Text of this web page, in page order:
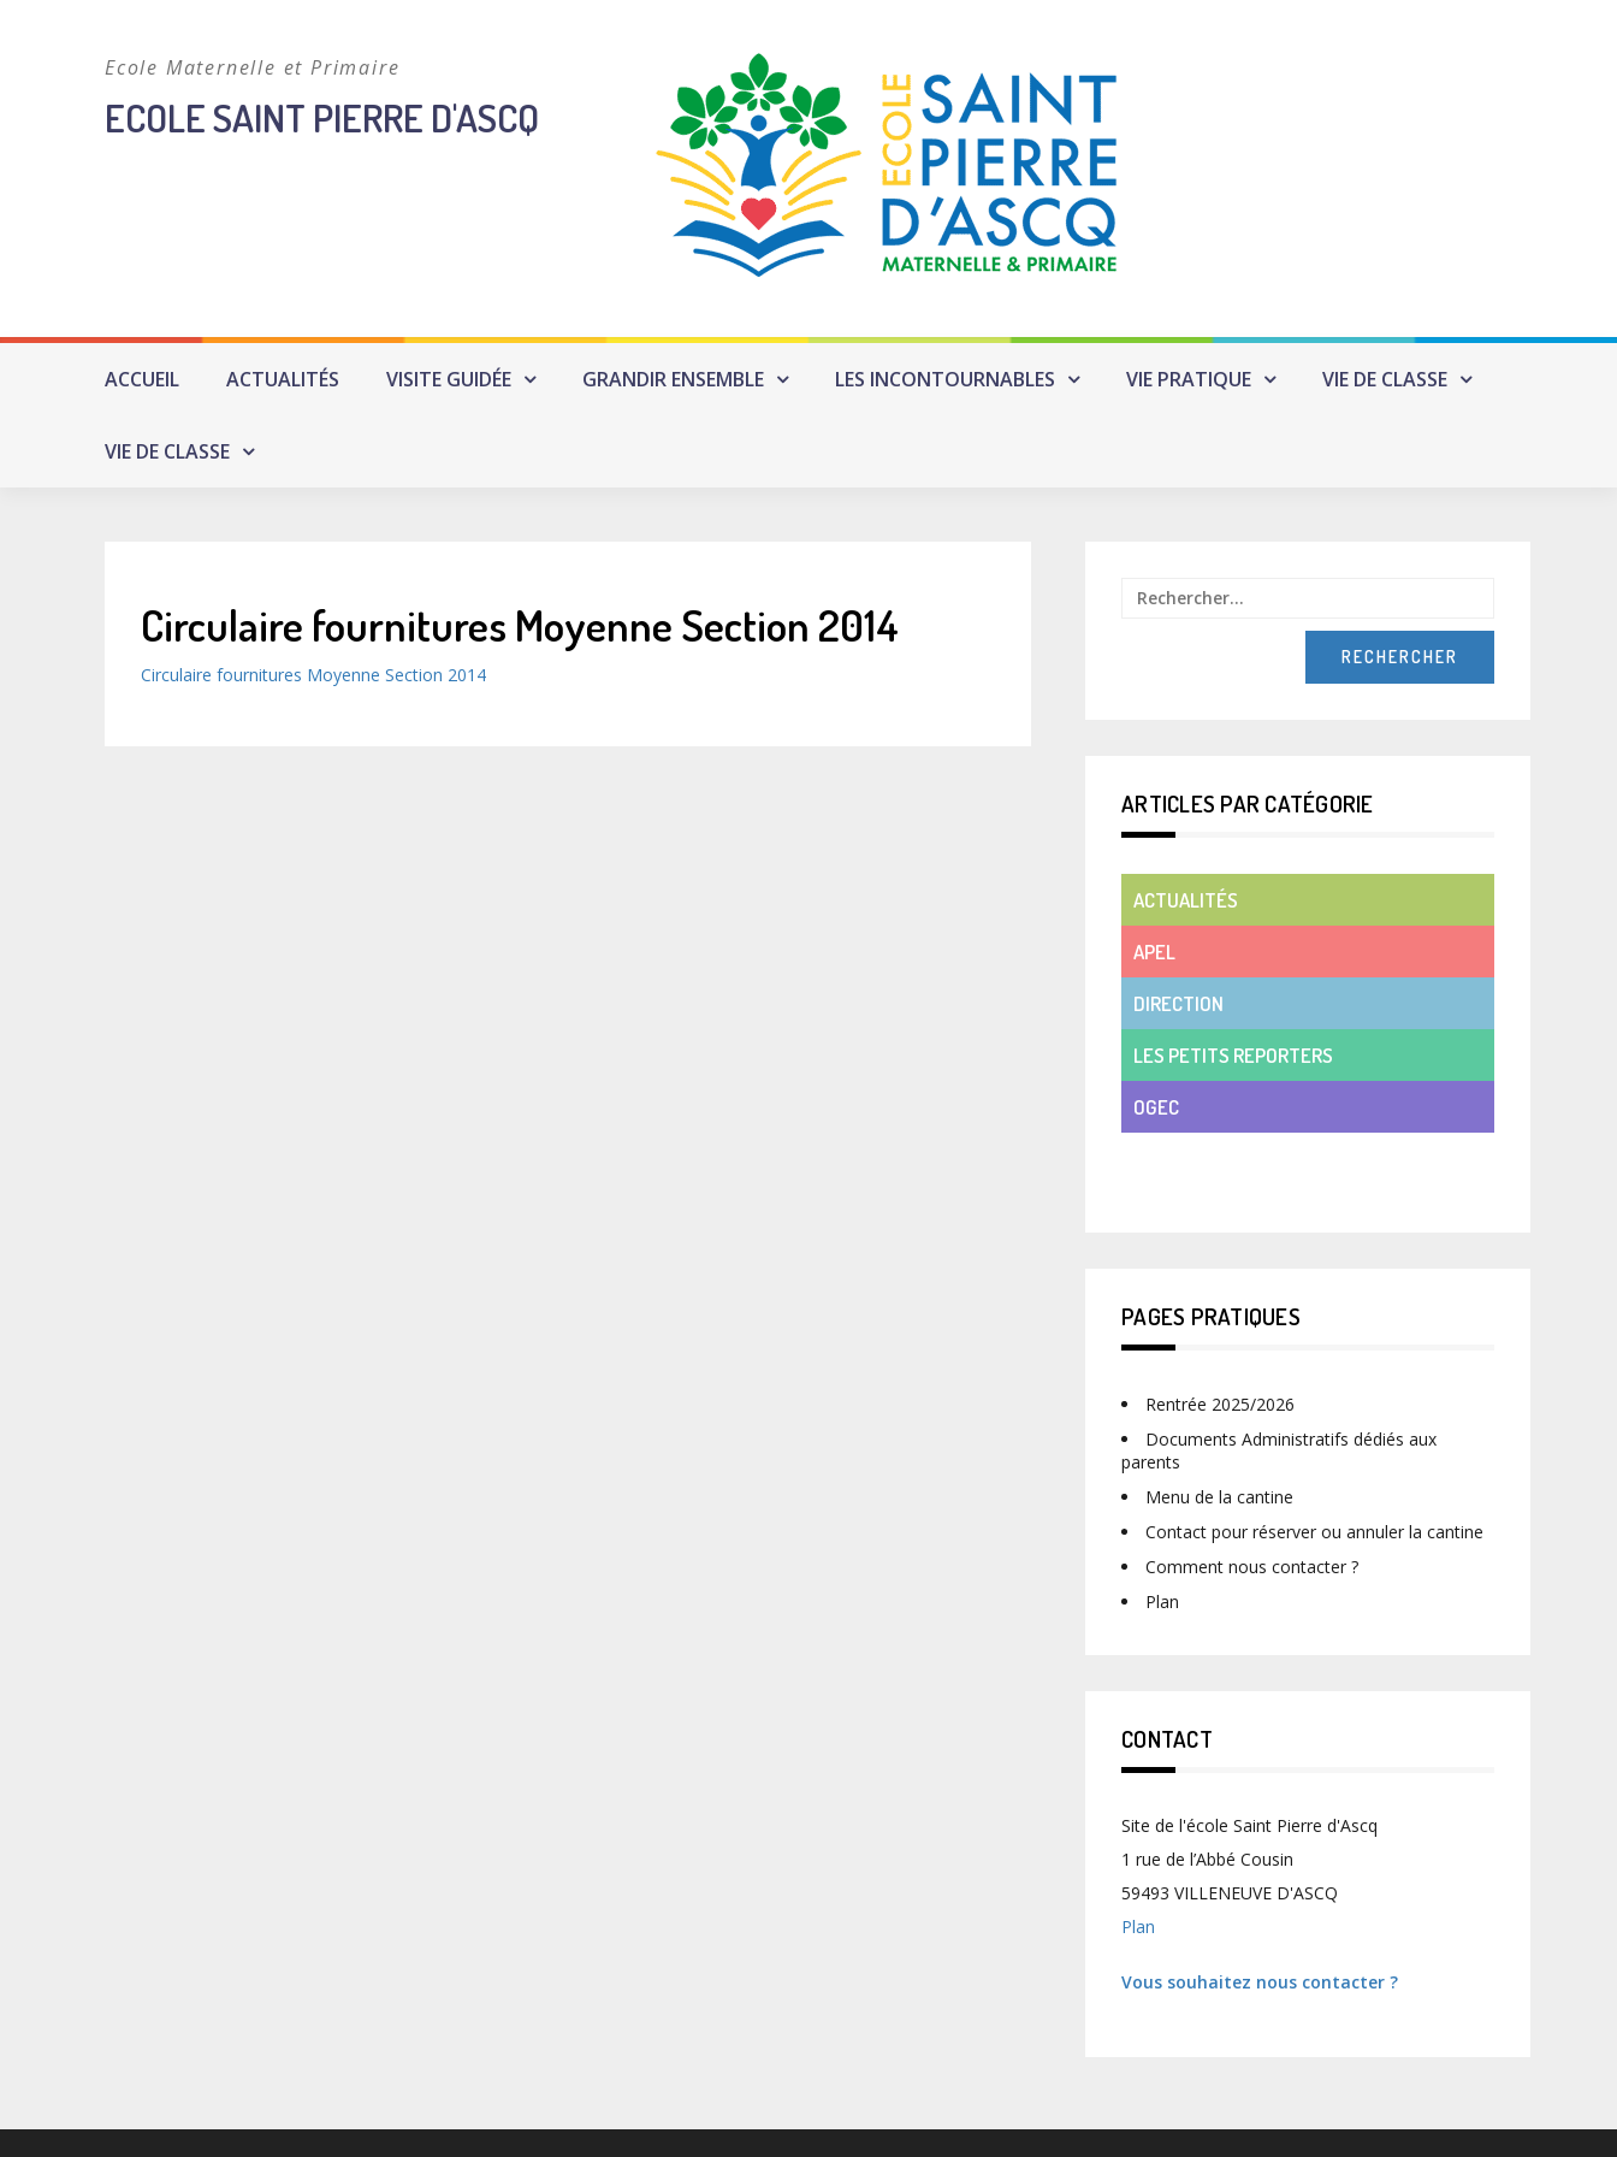
Ecole Maternelle et Primaire
ECOLE SAINT PIERRE D'ASCQ
ACCUEIL ACTUALITÉS VISITE GUIDÉE GRANDIR ENSEMBLE LES INCONTOURNABLES VIE PRATIQUE VIE DE CLASSE
VIE DE CLASSE
Circulaire fournitures Moyenne Section 2014
Circulaire fournitures Moyenne Section 2014
ARTICLES PAR CATÉGORIE
ACTUALITÉS
APEL
DIRECTION
LES PETITS REPORTERS
OGEC
PAGES PRATIQUES
Rentrée 2025/2026
Documents Administratifs dédiés aux
parents
Menu de la cantine
Contact pour réserver ou annuler la cantine
Comment nous contacter ?
Plan
CONTACT
Site de l'école Saint Pierre d'Ascq
1 rue de l’Abbé Cousin
59493 VILLENEUVE D'ASCQ
Plan
Vous souhaitez nous contacter ?